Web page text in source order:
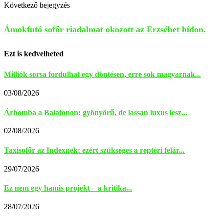
Következő bejegyzés
Ámokfutó sofőr riadalmat okozott az Erzsébet hídon.
Ezt is kedvelheted
Milliók sorsa fordulhat egy döntésen, erre sok magyarnak...
03/08/2026
Árbomba a Balatonon: gyönyörű, de lassan luxus lesz...
02/08/2026
Taxisofőr az Indexnek: ezért szükséges a reptéri felár...
29/07/2026
Ez nem egy hamis projekt – a kritika...
28/07/2026